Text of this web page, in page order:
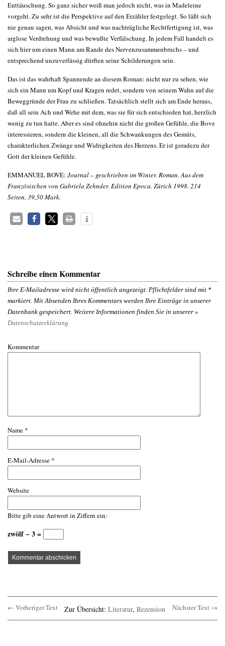
Enttäuschung. So ganz sicher weiß man jedoch nicht, was in Madeleine
vorgeht. Zu sehr ist die Perspektive auf den Erzähler festgelegt. So läßt sich
nie genau sagen, was Absicht und was nachträgliche Rechtfertigung ist, was
arglose Verdrehung und was bewußte Verfälschung. In jedem Fall handelt es
sich hier um einen Mann am Rande des Nervenzusammenbruchs – und
entsprechend unzuverlässig dürften seine Schilderungen sein.
Das ist das wahrhaft Spannende an diesem Roman: nicht nur zu sehen, wie
sich ein Mann um Kopf und Kragen redet, sondern von seinem Wahn auf die
Beweggründe der Frau zu schließen. Tatsächlich stellt sich am Ende heraus,
daß all sein Ach und Wehe mit dem, was sie für sich entschieden hat, herzlich
wenig zu tun hatte. Aber es sind ohnehin nicht die großen Gefühle, die Bove
interessieren, sondern die kleinen, all die Schwankungen des Gemüts,
charakterlichen Zwänge und Widrigkeiten des Herzens. Er ist geradezu der
Gott der kleinen Gefühle.
EMMANUEL BOVE: Journal – geschrieben im Winter. Roman. Aus dem
Französischen von Gabriela Zehnder. Edition Epoca. Zürich 1998. 214
Seiten, 39,50 Mark.
Schreibe einen Kommentar
Ihre E-Mailadresse wird nicht öffentlich angezeigt. Pflichtfelder sind mit *
markiert. Mit Absenden Ihres Kommentars werden Ihre Einträge in unserer
Datenbank gespeichert. Weitere Informationen finden Sie in unserer »
Datenschutzerklärung
Kommentar
Name *
E-Mail-Adresse *
Website
Bitte gib eine Antwort in Ziffern ein:
zwölf − 3 =
← Vorheriger Text Zur Übersicht: Literatur, Rezension Nächster Text →